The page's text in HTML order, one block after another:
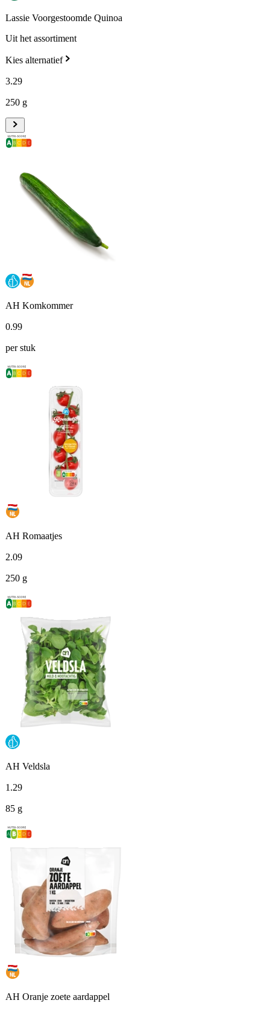
Lassie Voorgestoomde Quinoa
Uit het assortiment
Kies alternatief
3.29
250 g
AH Komkommer
0.99
per stuk
AH Romaatjes
2.09
250 g
AH Veldsla
1.29
85 g
AH Oranje zoete aardappel